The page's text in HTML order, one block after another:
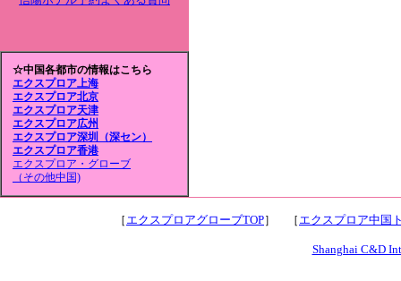
☆中国各都市の情報はこちら
エクスプロア上海
エクスプロア北京
エクスプロア天津
エクスプロア広州
エクスプロア深圳（深セン）
エクスプロア香港
エクスプロア・グローブ
（その他中国)
［ エクスプロアグローブTOP］ ［ エクスプロア中国
Shanghai C&D